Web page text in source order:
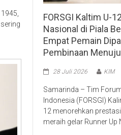
FORSGI Kaltim U-
Nasional di Piala
Empat Pemain
Pembinaan
28 Juli 2026 KIM
Samarinda – Tim
Indonesia (FORSGI)
12 menorehkan
meraih gelar Runner